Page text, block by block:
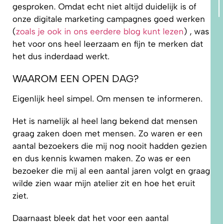
gesproken. Omdat echt niet altijd duidelijk is of
onze digitale marketing campagnes goed werken
(zoals je ook in ons eerdere blog kunt lezen) , was
het voor ons heel leerzaam en fijn te merken dat
het dus inderdaad werkt.
WAAROM EEN OPEN DAG?
Eigenlijk heel simpel. Om mensen te informeren.
Het is namelijk al heel lang bekend dat mensen
graag zaken doen met mensen. Zo waren er een
aantal bezoekers die mij nog nooit hadden gezien
en dus kennis kwamen maken. Zo was er een
bezoeker die mij al een aantal jaren volgt en graag
wilde zien waar mijn atelier zit en hoe het eruit
ziet.
Daarnaast bleek dat het voor een aantal